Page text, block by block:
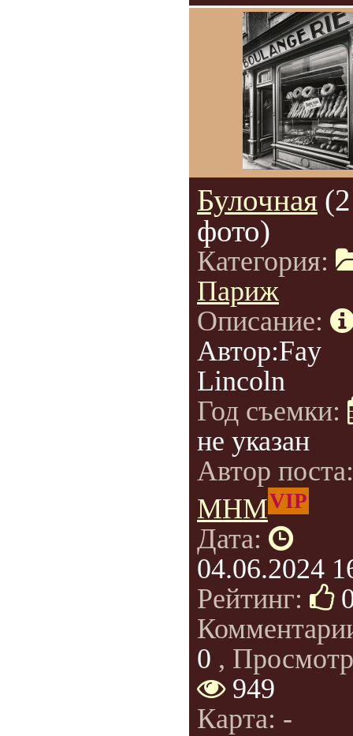
Булочная (2
фото)
Категория:
Париж
Описание:
Автор:Fay
Lincoln
Год съемки:
не указан
Автор
МНМVIP
Дата:
04.06.2024
Рейтинг:
0 ,
949
Карта: -